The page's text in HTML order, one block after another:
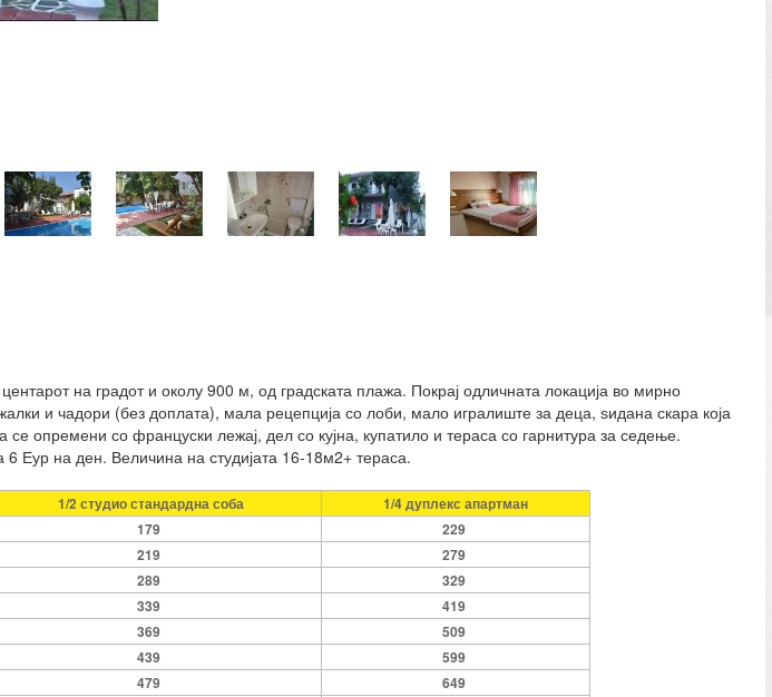
на градот и околу 900 м, од градската плажа. Покрај одличната локација во мирно
и чадори (без доплата), мала рецепција со лоби, мало игралиште за деца, ѕидана скара која
се опремени со француски лежај, дел со кујна, купатило и тераса со гарнитура за седење.
Еур на ден. Величина на студијата 16-18м2+ тераса.
1/2 студио стандардна соба
1/4 дуплекс апартман
179
229
219
279
289
329
339
419
369
509
439
599
479
649